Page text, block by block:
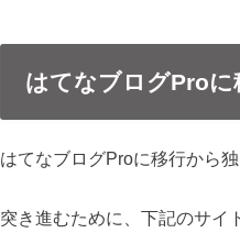
はてなブログProに
はてなブログProに移行から
突き進むために、下記のサイ